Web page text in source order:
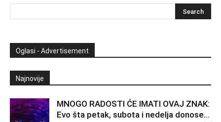
Oglasi - Advertisement
Najnovije
MNOGO RADOSTI ĆE IMATI OVAJ ZNAK:
Evo šta petak, subota i nedelja donose...